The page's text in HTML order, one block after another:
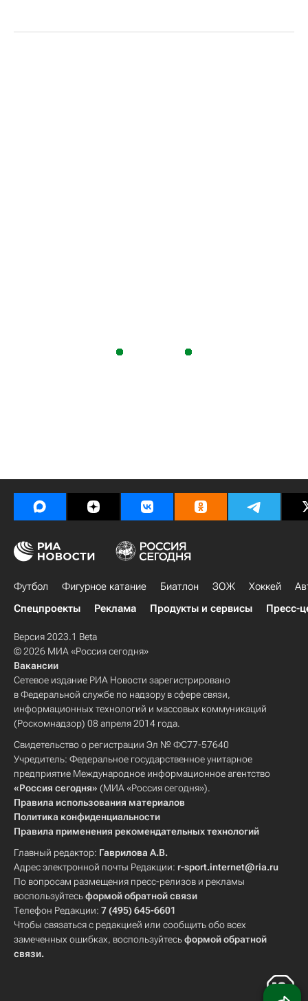
Футбол Фигурное катание Биатлон ЗОЖ Хоккей
Спецпроекты
Реклама Продукты и сервисы Пресс-
Версия 2023.1 Beta
© 2026 МИА «Россия сегодня»
Вакансии
Сетевое издание РИА Новости зарегистрировано
в Федеральной службе по надзору в сфере связи,
информационных технологий и массовых коммуникаций
(Роскомнадзор) 08 апреля 2014 года.
Свидетельство о регистрации Эл № ФС77-57640
Учредитель: Федеральное государственное унитарное
предприятие Международное информационное агентство
«Россия сегодня» (МИА «Россия сегодня»).
Правила использования материалов
Политика конфиденциальности
Правила применения рекомендательных технологий
Главный редактор: Гаврилова А.В.
Адрес электронной почты Редакции: r-sport.internet@ria.ru
По вопросам размещения пресс-релизов и рекламы
воспользуйтесьформой обратной связи
Телефон Редакции: 7 (495) 645-6601
Чтобы связаться с редакцией или сообщить обо всех
замеченных ошибках, воспользуйтесьформой обратной
связи.